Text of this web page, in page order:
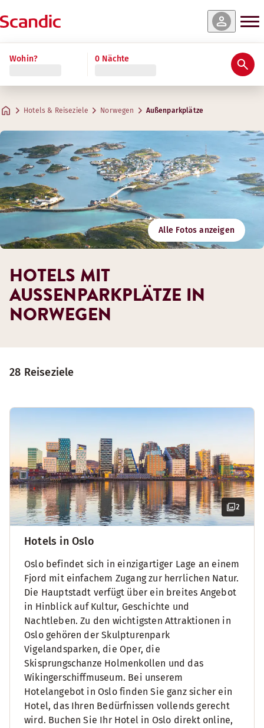
Wohin? 0 Nächte
Hotels & Reiseziele Norwegen Außenparkplätze
Alle Fotos anzeigen
28 Reiseziele
2
Hotels in Oslo
Oslo befindet sich in einzigartiger Lage an einem
Fjord mit einfachem Zugang zur herrlichen Natur.
Die Hauptstadt verfügt über ein breites Angebot
in Hinblick auf Kultur, Geschichte und
Nachtleben. Zu den wichtigsten Attraktionen in
Oslo gehören der Skulpturenpark
Vigelandsparken, die Oper, die
Skisprungschanze Holmenkollen und das
Wikingerschiffmuseum. Bei unserem
Hotelangebot in Oslo finden Sie ganz sicher ein
Hotel, das Ihren Bedürfnissen vollends gerecht
wird. Buchen Sie Ihr Hotel in Oslo direkt online,
HOTELS MIT
AUSSENPARKPLÄTZE IN N
ORWEGEN